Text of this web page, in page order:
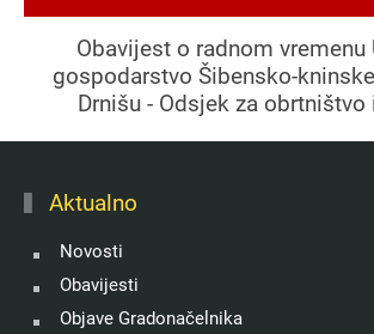
Obavijest o radnom vremenu
gospodarstvo Šibensko-
Drnišu - Odsjek za obrtništvo
Aktualno
Novosti
Obavijesti
Objave Gradonačelnika